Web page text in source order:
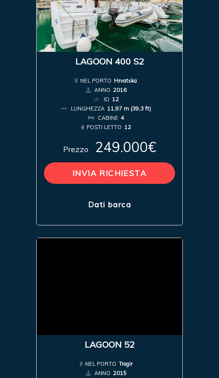
LAGOON 400 S2
NEL PORTO Hrvatska
ANNO 2016
ID 12
LUNGHEZZA 11,97 m (39,3 ft)
CABINE 4
POSTI LETTO 12
Prezzo 249.000€
INVIA RICHIESTA
Dati barca
LAGOON 52
NEL PORTO Trogir
ANNO 2015